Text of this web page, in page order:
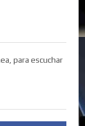
para escuchar